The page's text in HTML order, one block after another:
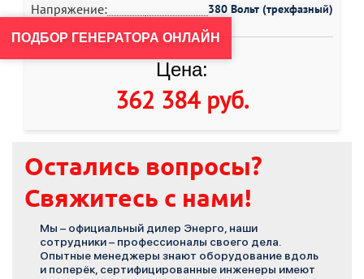
Напряжение: 380 Вольт (трехфазный)
Цена:
362 384 руб.
Остались вопросы?
Свяжитесь с нами!
Мы – официальный дилер Энерго, наши
сотрудники – профессионалы своего дела.
Опытные менеджеры знают оборудование вдоль
и поперёк, сертифицированные инженеры имеют
ПОДБОР ГЕНЕРАТОРА ОНЛАЙН